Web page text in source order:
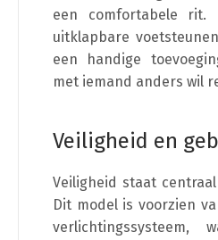
een comfortabele rit.
uitklapbare
een handige
met iemand anders wil
Veiligheid en
Veiligheid staat centraal
Dit model is voorzien
verlichtingssysteem,